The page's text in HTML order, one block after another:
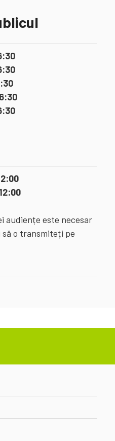
audiențe este necesar
o transmiteți pe